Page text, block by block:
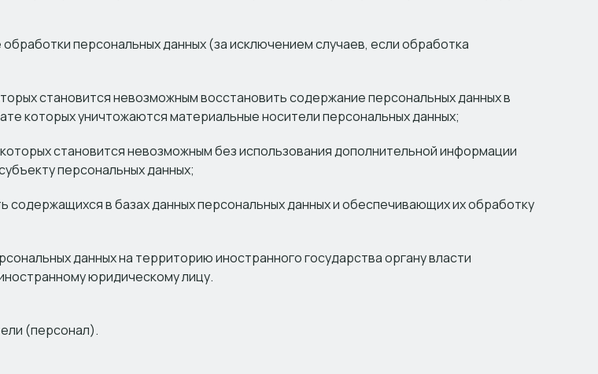
персональных данных (за исключением случаев, если обработка
становится невозможным восстановить содержание персональных данных в
которых уничтожаются материальные носители персональных данных;
становится невозможным без использования дополнительной информации
персональных данных;
в базах данных персональных данных и обеспечивающих их обработку
данных на территорию иностранного государства органу власти
юридическому лицу.
(персонал).